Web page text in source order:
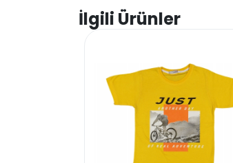
İlgili Ürünler